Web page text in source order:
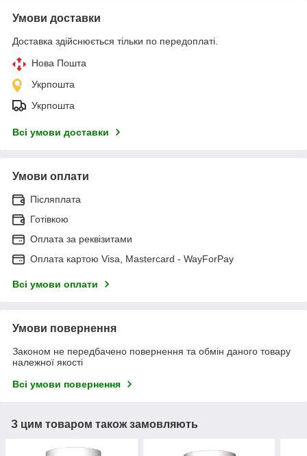
Умови доставки
Доставка здійснюється тільки по передоплаті.
Нова Пошта
Укрпошта
Укрпошта
Всі умови доставки
Умови оплати
Післяплата
Готівкою
Оплата за реквізитами
Оплата картою Visa, Mastercard - WayForPay
Всі умови оплати
Умови повернення
Законом не передбачено повернення та обмін даного товару
належної якості
Всі умови повернення
З цим товаром також замовляють